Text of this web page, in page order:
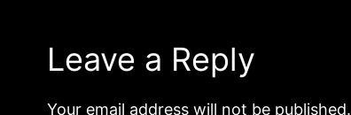
Leave a Reply
Your email address will not be published.